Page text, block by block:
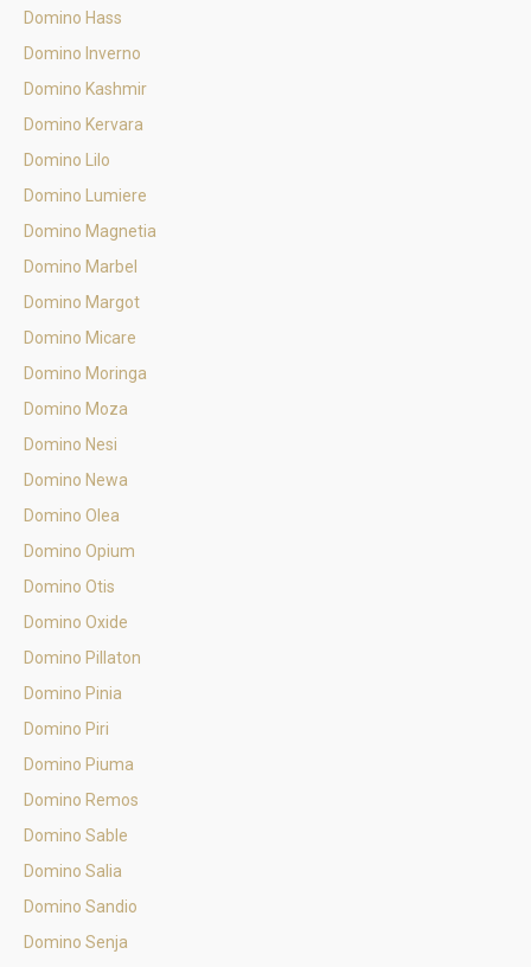
Domino Hass
Domino Inverno
Domino Kashmir
Domino Kervara
Domino Lilo
Domino Lumiere
Domino Magnetia
Domino Marbel
Domino Margot
Domino Micare
Domino Moringa
Domino Moza
Domino Nesi
Domino Newa
Domino Olea
Domino Opium
Domino Otis
Domino Oxide
Domino Pillaton
Domino Pinia
Domino Piri
Domino Piuma
Domino Remos
Domino Sable
Domino Salia
Domino Sandio
Domino Senja